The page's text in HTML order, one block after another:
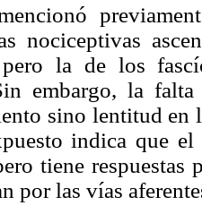
nociceptivas
pero la de los
embargo, la
sino lentitud en
indica que el
tiene respuestas
por las vías